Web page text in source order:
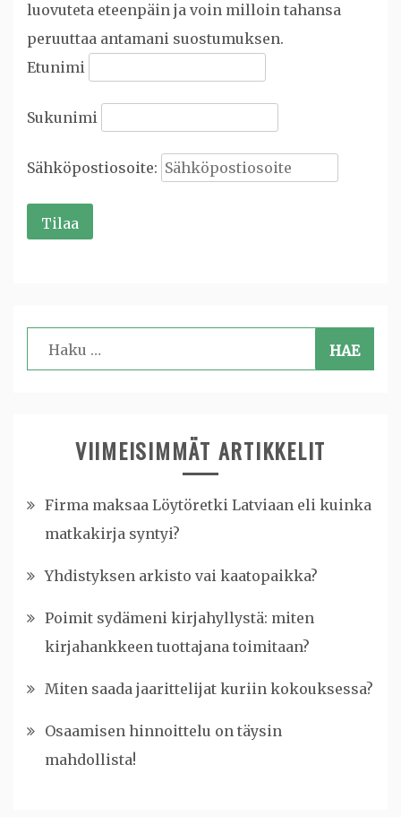
luovuteta eteenpäin ja voin milloin tahansa
peruuttaa antamani suostumuksen.
Etunimi
Sukunimi
Sähköpostiosoite:
Haku:
VIIMEISIMMÄT ARTIKKELIT
Firma maksaa Löytöretki Latviaan eli kuinka
matkakirja syntyi?
Yhdistyksen arkisto vai kaatopaikka?
Poimit sydämeni kirjahyllystä: miten
kirjahankkeen tuottajana toimitaan?
Miten saada jaarittelijat kuriin kokouksessa?
Osaamisen hinnoittelu on täysin
mahdollista!